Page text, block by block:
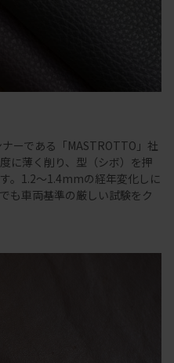
ーである「MASTROTTO」社
に薄く削り、型（シボ）を押
。1.2～1.4mmの経年変化しに
も車両基準の厳しい試験をク